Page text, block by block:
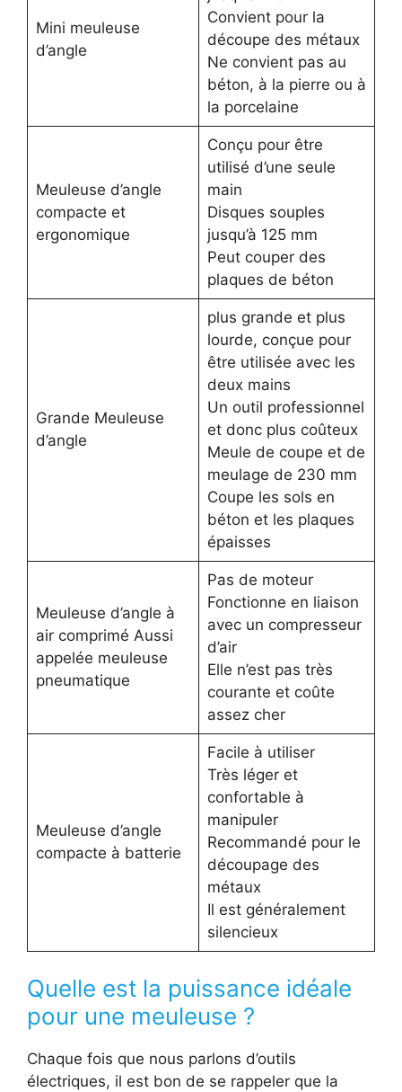
Mini meuleuse
d’angle
Convient pour la
découpe des métaux
Ne convient pas au
béton, à la pierre ou à
la porcelaine
Meuleuse d’angle
compacte et
ergonomique
Conçu pour être
utilisé d’une seule
main
Disques souples
jusqu’à 125 mm
Peut couper des
plaques de béton
Grande Meuleuse
d’angle
plus grande et plus
lourde, conçue pour
être utilisée avec les
deux mains
Un outil professionnel
et donc plus coûteux
Meule de coupe et de
meulage de 230 mm
Coupe les sols en
béton et les plaques
épaisses
Meuleuse d’angle à
air comprimé Aussi
appelée meuleuse
pneumatique
Pas de moteur
Fonctionne en liaison
avec un compresseur
d’air
Elle n’est pas très
courante et coûte
assez cher
Meuleuse d’angle
compacte à batterie
Facile à utiliser
Très léger et
confortable à
manipuler
Recommandé pour le
découpage des
métaux
Il est généralement
silencieux
Quelle est la puissance idéale
pour une meuleuse ?
Chaque fois que nous parlons d’outils
électriques, il est bon de se rappeler que la